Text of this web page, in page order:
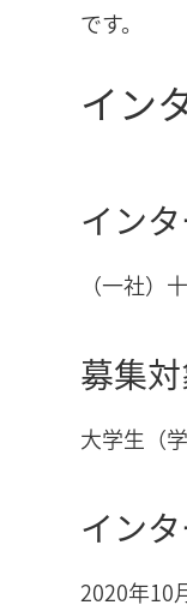
です。
イン
イン
（一社
募集
大学生（
イン
2020年10